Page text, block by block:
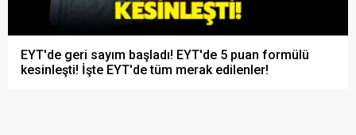
EYT'de geri sayım başladı! EYT'de 5 puan formülü
kesinleşti! İşte EYT'de tüm merak edilenler!